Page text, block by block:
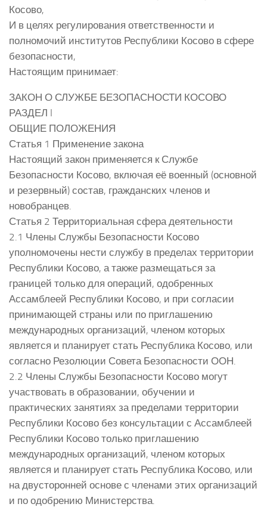
Косово,
И в целях регулирования ответственности и
полномочий институтов Республики Косово в сфере
безопасности,
Настоящим принимает:
ЗАКОН О СЛУЖБЕ БЕЗОПАСНОСТИ КОСОВО
РАЗДЕЛ I
ОБЩИЕ ПОЛОЖЕНИЯ
Статья 1 Применение закона
Настоящий закон применяется к Службе
Безопасности Косово, включая её военный (основной
и резервный) состав, гражданских членов и
новобранцев.
Статья 2 Территориальная сфера деятельности
2.1 Члены Службы Безопасности Косово
уполномочены нести службу в пределах территории
Республики Косово, а также размещаться за
границей только для операций, одобренных
Ассамблеей Республики Косово, и при согласии
принимающей страны или по приглашению
международных организаций, членом которых
является и планирует стать Республика Косово, или
согласно Резолюции Совета Безопасности ООН.
2.2 Члены Службы Безопасности Косово могут
участвовать в образовании, обучении и
практических занятиях за пределами территории
Республики Косово без консультации с Ассамблеей
Республики Косово только приглашению
международных организаций, членом которых
является и планирует стать Республика Косово, или
на двусторонней основе с членами этих организаций
и по одобрению Министерства.